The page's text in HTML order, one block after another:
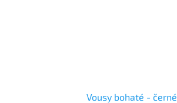
Vousy bohaté - černé